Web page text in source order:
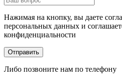
Нажимая на кнопку, вы даете
персональных данных и
конфиденциальности
Отправить
Либо позвоните нам по телефону